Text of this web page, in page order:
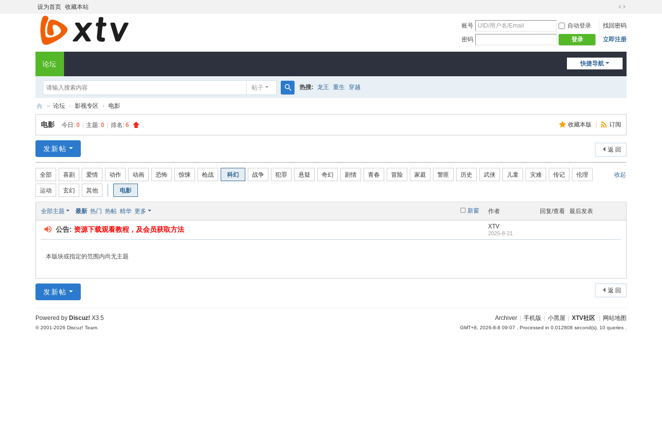
设为首页 收藏本站
换
宽
版
账号 自动登录
找回密码
密码
登录 立即注册
快捷导航
论坛
帖子
索
热搜: 龙王 重生 穿越
T
社
区
» 论坛 › 影视专区 › 电影
收藏本版 订阅
电影 今日: 0 主题: 0 排名: 6
返 回
发新帖
收起
全部 喜剧 爱情 动作 动画 恐怖 惊悚 枪战 科幻 战争 犯罪 悬疑 奇幻 剧情 青春 冒险 家庭 警匪 历史 武侠 儿童 灾难 传记 伦理
运动 玄幻 其他 电影
新窗
全部主题 最新 热门 热帖 精华 更多 作者 回复/查看 最后发表
公告: 资源下载观看教程，及会员获取方法 XTV
2025-8-21
本版块或指定的范围内尚无主题
返 回
发新帖
Archiver 手机版 小黑屋 XTV社区 网站地图
GMT+8, 2026-8-8 09:07 , Processed in 0.012808 second(s), 10 queries .
Powered by Discuz! X3.5
© 2001-2026 Discuz! Team